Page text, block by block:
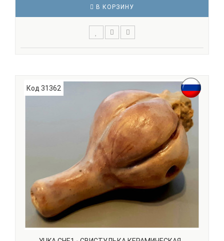
В КОРЗИНУ
козьей кожи. Эта модель имеет небольшой размер - 12"
(30 см) в высоту, диаметр мембраны составляет - 6" (15
см). Сила натяжения мембраны регулируется с пом..
Код 31362